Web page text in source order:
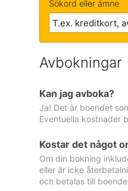
Sökord eller ämne
Avbokningar
Kan jag avboka?
Ja! Det är boendet
Eventuella kostnader
Kostar det något
Om din bokning
eller är icke
och betalas till